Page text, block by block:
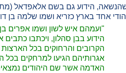
אחד בארץ כזריא ושמו שלמה בן
"ועמהם איש לשון ושמו אפרים
הידוע בבן סהלון, ויכתבו כתבים
הקרובים והרחוקים בכל
אגרותיהם הגיעו למרחקים בכל
האדמה אשר שם היהודים